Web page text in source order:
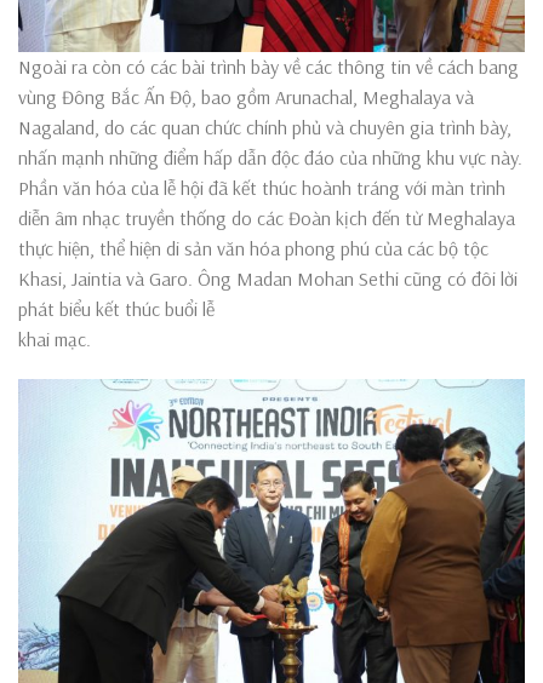
Ngoài ra còn có các bài trình bày về các thông tin về cách bang
vùng Đông Bắc Ấn Độ, bao gồm Arunachal, Meghalaya và
Nagaland, do các quan chức chính phủ và chuyên gia trình bày,
nhấn mạnh những điểm hấp dẫn độc đáo của những khu vực này.
Phần văn hóa của lễ hội đã kết thúc hoành tráng với màn trình
diễn âm nhạc truyền thống do các Đoàn kịch đến từ Meghalaya
thực hiện, thể hiện di sản văn hóa phong phú của các bộ tộc
Khasi, Jaintia và Garo. Ông Madan Mohan Sethi cũng có đôi lời
phát biểu kết thúc buổi lễ
khai mạc.